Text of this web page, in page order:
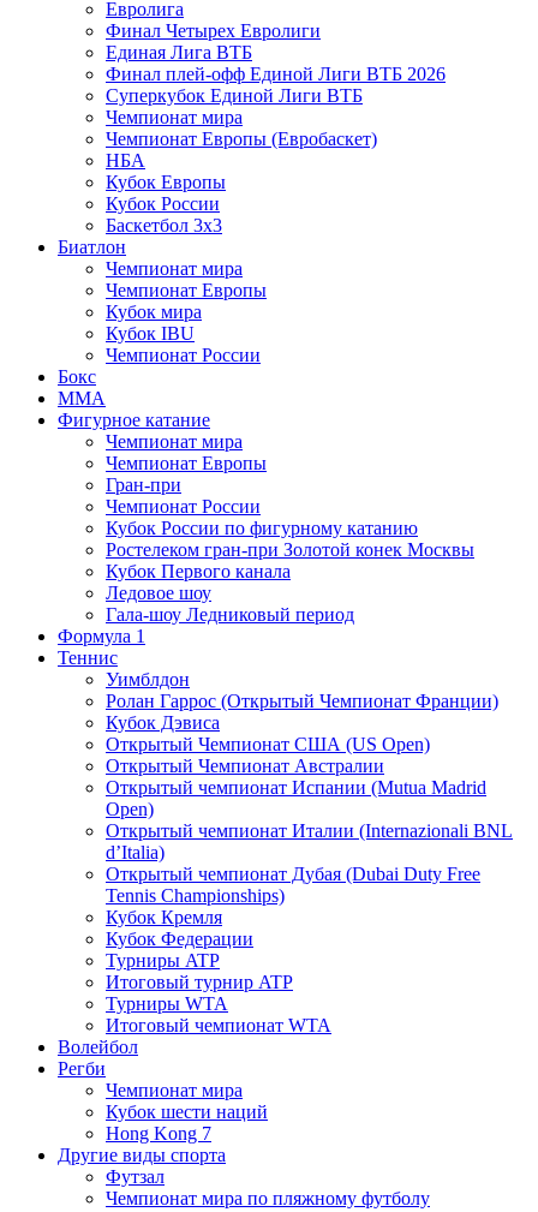
Евролига
Финал Четырех Евролиги
Единая Лига ВТБ
Финал плей-офф Единой Лиги ВТБ 2026
Суперкубок Единой Лиги ВТБ
Чемпионат мира
Чемпионат Европы (Евробаскет)
НБА
Кубок Европы
Кубок России
Баскетбол 3х3
Биатлон
Чемпионат мира
Чемпионат Европы
Кубок мира
Кубок IBU
Чемпионат России
Бокс
MMA
Фигурное катание
Чемпионат мира
Чемпионат Европы
Гран-при
Чемпионат России
Кубок России по фигурному катанию
Ростелеком гран-при Золотой конек Москвы
Кубок Первого канала
Ледовое шоу
Гала-шоу Ледниковый период
Формула 1
Теннис
Уимблдон
Ролан Гаррос (Открытый Чемпионат Франции)
Кубок Дэвиса
Открытый Чемпионат США (US Open)
Открытый Чемпионат Австралии
Открытый чемпионат Испании (Mutua Madrid
Open)
Открытый чемпионат Италии (Internazionali BNL
d’Italia)
Открытый чемпионат Дубая (Dubai Duty Free
Tennis Championships)
Кубок Кремля
Кубок Федерации
Турниры ATP
Итоговый турнир ATP
Турниры WTA
Итоговый чемпионат WTA
Волейбол
Регби
Чемпионат мира
Кубок шести наций
Hong Kong 7
Другие виды спорта
Футзал
Чемпионат мира по пляжному футболу